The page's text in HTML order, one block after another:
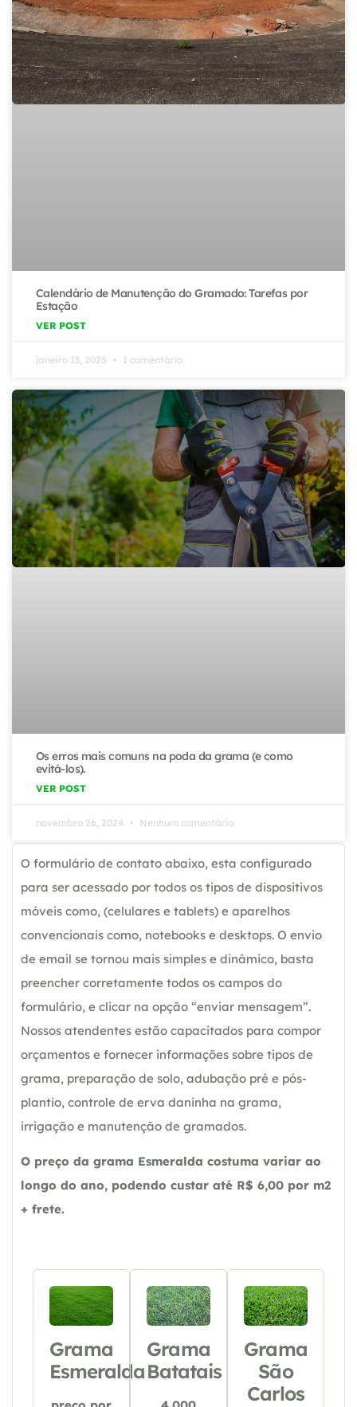
Calendário de Manutenção do Gramado: Tarefas por
Estação
VER POST
janeiro 13, 2025 1 comentário
Os erros mais comuns na poda da grama (e como
evitá-los).
VER POST
novembro 26, 2024 Nenhum comentário
O formulário de contato abaixo, esta configurado
para ser acessado por todos os tipos de dispositivos
móveis como, (celulares e tablets) e aparelhos
convencionais como, notebooks e desktops. O envio
de email se tornou mais simples e dinâmico, basta
preencher corretamente todos os campos do
formulário, e clicar na opção “enviar mensagem”.
Nossos atendentes estão capacitados para compor
orçamentos e fornecer informações sobre tipos de
grama, preparação de solo, adubação pré e pós-
plantio, controle de erva daninha na grama,
irrigação e manutenção de gramados.
O preço da grama Esmeralda costuma variar ao
longo do ano, podendo custar até R$ 6,00 por m2
+ frete.
Grama
Esmeralda
Grama
Batatais
Grama
São
Carlos